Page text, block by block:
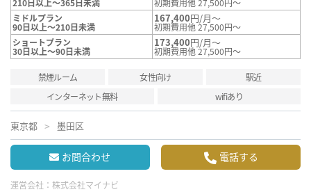
ミドルプラン
90日以上～210日未満
167,400円/月～
初期費用他 27,500円～
ショートプラン
30日以上～90日未満
173,400円/月～
初期費用他 27,500円～
禁煙ルーム 女性向け
駅近
インターネット無料
wifiあり
東京都 墨田区
お問合わせ 電話する
運営会社： 株式会社マイナビ